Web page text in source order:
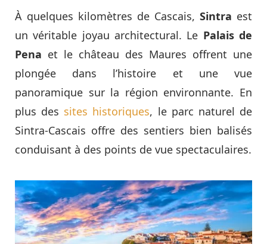
À quelques kilomètres de Cascais, Sintra est
un véritable joyau architectural. Le Palais de
Pena et le château des Maures offrent une
plongée dans l’histoire et une vue
panoramique sur la région environnante. En
plus des sites historiques, le parc naturel de
Sintra-Cascais offre des sentiers bien balisés
conduisant à des points de vue spectaculaires.